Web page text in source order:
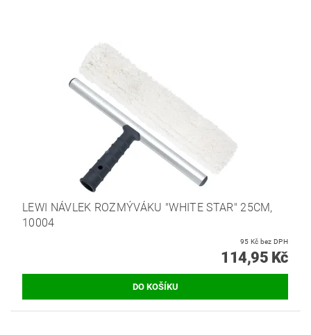
LEWI NÁVLEK ROZMÝVÁKU "WHITE STAR" 25CM,
10004
95 Kč bez DPH
114,95 Kč